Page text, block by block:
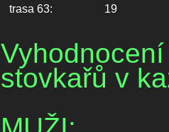
trasa 63:
19
stovkařů v